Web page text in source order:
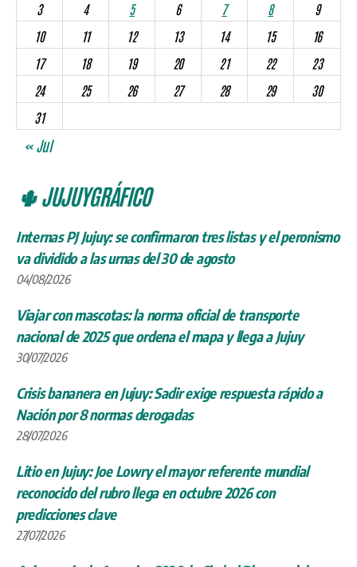
3
4 5 6 7 8
9
10
11 12 13 14 15
16
17
18 19 20 21 22
23
24
25 26 27 28 29
30
31
« Jul
🌵 JUJUYGRÁFICO
Internas PJ Jujuy: se confirmaron tres listas y el peronismo
va dividido a las urnas del 30 de agosto
04/08/2026
Viajar con mascotas: la norma oficial de transporte
nacional de 2025 que ordena el mapa y llega a Jujuy
30/07/2026
Crisis bananera en Jujuy: Sadir exige respuesta rápido a
Nación por 8 normas derogadas
28/07/2026
Litio en Jujuy: Joe Lowry el mayor referente mundial
reconocido del rubro llega en octubre 2026 con
predicciones clave
27/07/2026